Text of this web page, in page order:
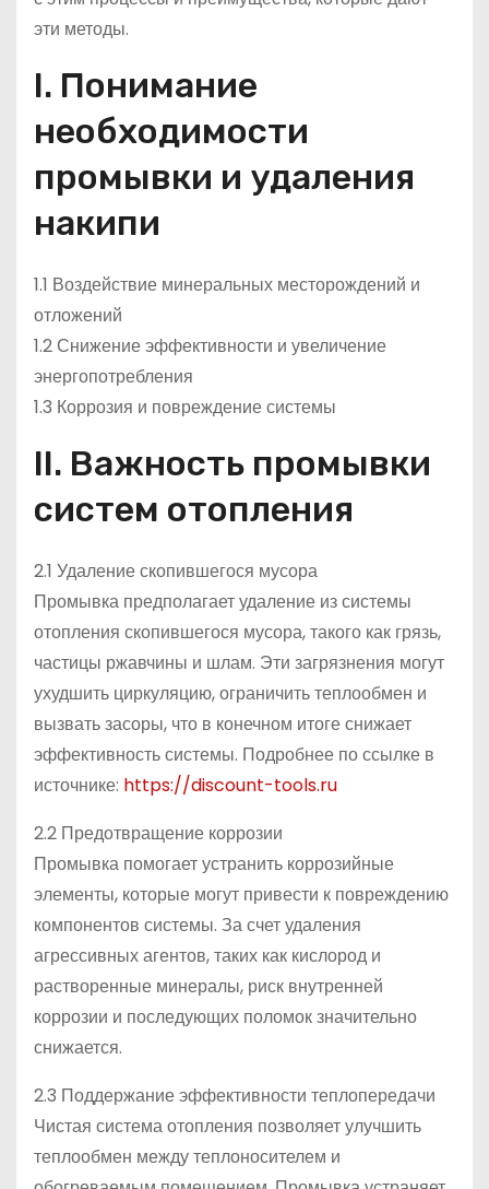
эти методы.
I. Понимание
необходимости
промывки и удаления
накипи
1.1 Воздействие минеральных месторождений и
отложений
1.2 Снижение эффективности и увеличение
энергопотребления
1.3 Коррозия и повреждение системы
II. Важность промывки
систем отопления
2.1 Удаление скопившегося мусора
Промывка предполагает удаление из системы
отопления скопившегося мусора, такого как грязь,
частицы ржавчины и шлам. Эти загрязнения могут
ухудшить циркуляцию, ограничить теплообмен и
вызвать засоры, что в конечном итоге снижает
эффективность системы. Подробнее по ссылке в
источнике: https://discount-tools.ru
2.2 Предотвращение коррозии
Промывка помогает устранить коррозийные
элементы, которые могут привести к повреждению
компонентов системы. За счет удаления
агрессивных агентов, таких как кислород и
растворенные минералы, риск внутренней
коррозии и последующих поломок значительно
снижается.
2.3 Поддержание эффективности теплопередачи
Чистая система отопления позволяет улучшить
теплообмен между теплоносителем и